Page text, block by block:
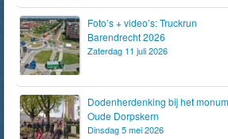
Foto’s + video’s: Truckrun
Barendrecht 2026
Zaterdag 11 juli 2026
Dodenherdenking bij het
Oude Dorpskern
Dinsdag 5 mei 2026